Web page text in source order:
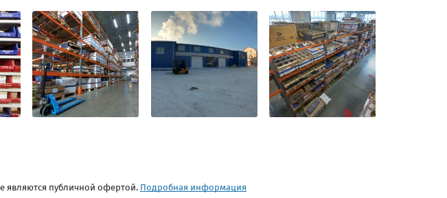
являются публичной офертой. Подробная информация